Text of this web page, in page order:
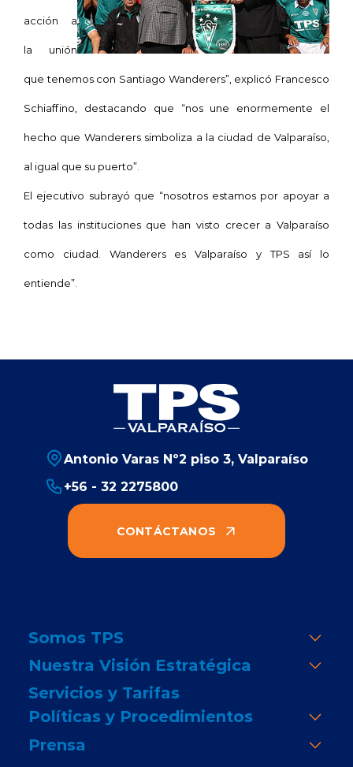
acción a
la unión
que tenemos con Santiago Wanderers”, explicó Francesco
Schiaffino, destacando que “nos une enormemente el
hecho que Wanderers simboliza a la ciudad de Valparaíso,
al igual que su puerto”.
El ejecutivo subrayó que “nosotros estamos por apoyar a
todas las instituciones que han visto crecer a Valparaíso
como ciudad. Wanderers es Valparaíso y TPS así lo
entiende”.
Antonio Varas Nº2 piso 3, Valparaíso
+56 - 32 2275800
CONTÁCTANOS
Somos TPS
Nuestra Visión Estratégica
Servicios y Tarifas
Políticas y Procedimientos
Prensa